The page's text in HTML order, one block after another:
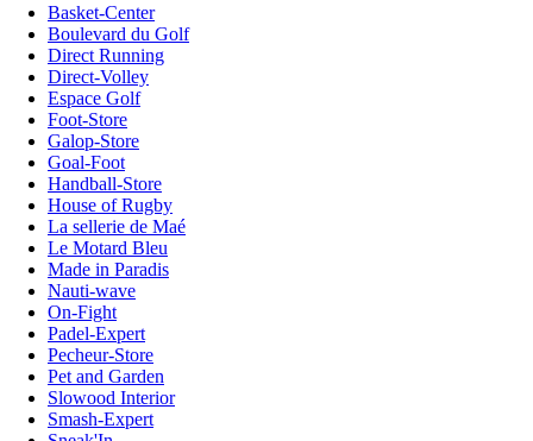
Basket-Center
Boulevard du Golf
Direct Running
Direct-Volley
Espace Golf
Foot-Store
Galop-Store
Goal-Foot
Handball-Store
House of Rugby
La sellerie de Maé
Le Motard Bleu
Made in Paradis
Nauti-wave
On-Fight
Padel-Expert
Pecheur-Store
Pet and Garden
Slowood Interior
Smash-Expert